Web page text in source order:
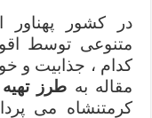
در کشور پهناور
متنوعی توسط
کدام ، جذابیت و
مقاله به طرز
کرمتنشاه می